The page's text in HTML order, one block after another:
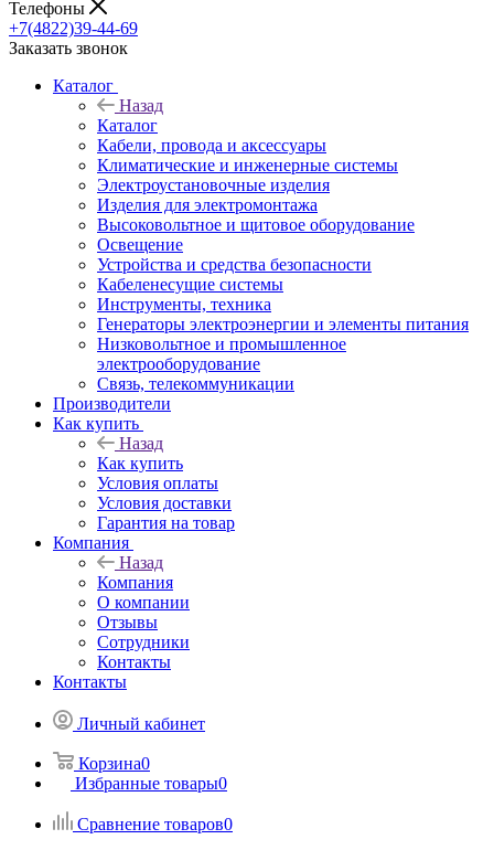
Телефоны
+7(4822)39-44-69
Заказать звонок
Каталог
Назад
Каталог
Кабели, провода и аксессуары
Климатические и инженерные системы
Электроустановочные изделия
Изделия для электромонтажа
Высоковольтное и щитовое оборудование
Освещение
Устройства и средства безопасности
Кабеленесущие системы
Инструменты, техника
Генераторы электроэнергии и элементы питания
Низковольтное и промышленное
электрооборудование
Связь, телекоммуникации
Производители
Как купить
Назад
Как купить
Условия оплаты
Условия доставки
Гарантия на товар
Компания
Назад
Компания
О компании
Отзывы
Сотрудники
Контакты
Контакты
Личный кабинет
Корзина0
Избранные товары0
Сравнение товаров0